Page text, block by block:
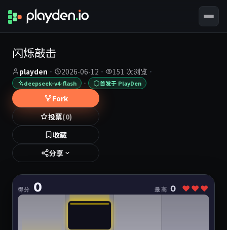
闪烁敲击
playden · 2026-06-12 · 151 次浏览 ·
deepseek-v4-flash · 首发于 PlayDen
Fork
投票(0)
收藏
分享